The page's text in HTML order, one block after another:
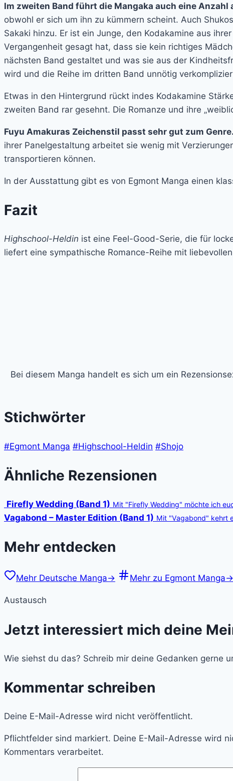
Im zweiten Band führt die Mangaka auch eine Anzahl
obwohl er sich um ihn zu kümmern scheint. Auch
Sakaki hinzu. Er ist ein Junge, den Kodakamine aus
Vergangenheit gesagt hat, dass sie kein richtiges
nächsten Band gestaltet und was sie aus der
wird und die Reihe im dritten Band unnötig
Etwas in den Hintergrund rückt indes Kodakamine
zweiten Band rar gesehnt. Die Romanze und ihre
Fuyu Amakuras Zeichenstil passt sehr gut zum
ihrer Panelgestaltung arbeitet sie wenig mit
transportieren können.
In der Ausstattung gibt es von Egmont Manga einen
Fazit
Highschool-Heldin ist eine Feel-Good-Serie, die für
liefert eine sympathische Romance-Reihe mit
Bei diesem Manga handelt es sich um ein
Stichwörter
#Egmont Manga #Highschool-Heldin #Shojo
Ähnliche Rezensionen
Firefly Wedding (Band 1) Mit "Firefly Wedding" möchte ich
Vagabond – Master Edition (Band 1) Mit "Vagabond" kehrt
Mehr entdecken
Mehr Deutsche Manga→ Mehr zu Egmont Manga→
Austausch
Jetzt interessiert mich deine
Wie siehst du das? Schreib mir deine Gedanken gerne
Kommentar schreiben
Deine E-Mail-Adresse wird nicht veröffentlicht.
Pflichtfelder sind markiert. Deine E-Mail-Adresse wird
Kommentars verarbeitet.